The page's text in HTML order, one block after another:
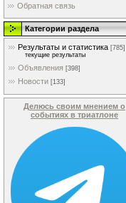
Обратная связь
Категории раздела
Результаты и статистика [785]
текущие результаты
Объявления [398]
Новости [133]
Делюсь своим мнением о
событиях в триатлоне